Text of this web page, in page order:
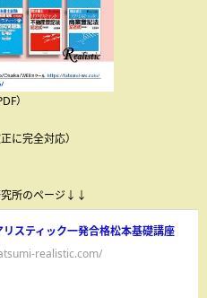
）
に完全対応）
所のページ↓↓
スティック一発合格松本基礎講座
realistic.com/